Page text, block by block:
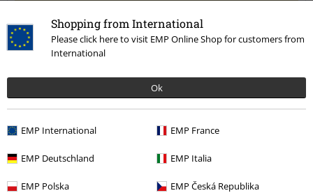
Shopping from International
Please click here to visit EMP Online Shop for customers from
International
Ok
EMP International EMP France
EMP Deutschland EMP Italia
EMP Polska EMP Česká Republika
Anchura
Demasiado estrecho
Longitud
Perfecto